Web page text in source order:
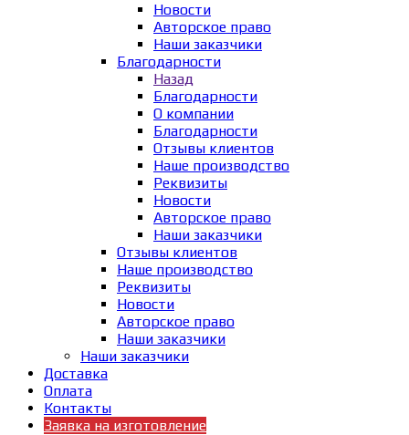
Новости
Авторское право
Наши заказчики
Благодарности
Назад
Благодарности
О компании
Благодарности
Отзывы клиентов
Наше производство
Реквизиты
Новости
Авторское право
Наши заказчики
Отзывы клиентов
Наше производство
Реквизиты
Новости
Авторское право
Наши заказчики
Наши заказчики
Доставка
Оплата
Контакты
Заявка на изготовление